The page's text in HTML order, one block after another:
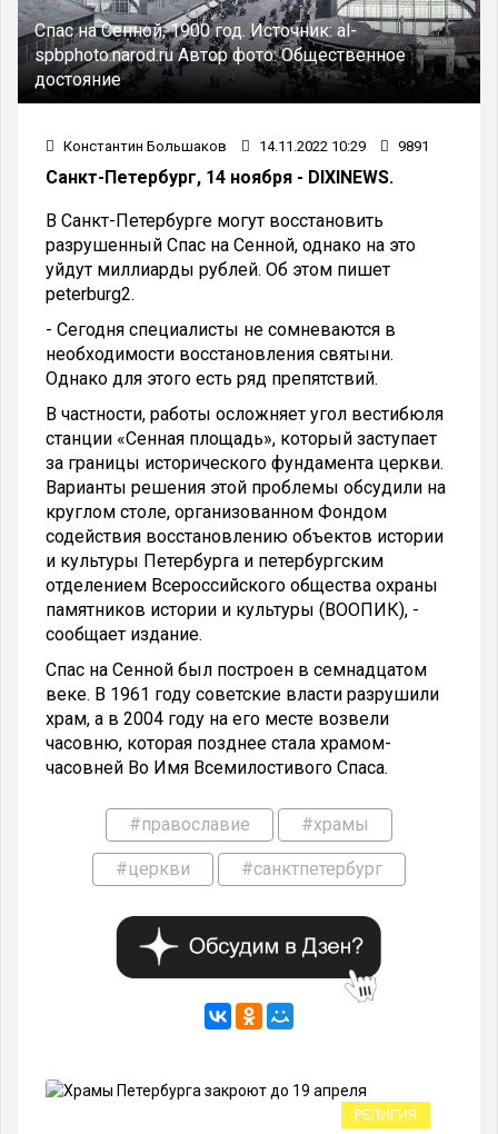
Спас на Сенной, 1900 год. Источник:al-
spbphoto.narod.ruАвтор фото:Общественное
достояние
Константин Большаков 14.11.2022 10:29 9891
Санкт-Петербург, 14 ноября - DIXINEWS.
В Санкт-Петербурге могут восстановить
разрушенный Спас на Сенной, однако на это
уйдут миллиарды рублей. Об этом пишет
peterburg2.
- Сегодня специалисты не сомневаются в
необходимости восстановления святыни.
Однако для этого есть ряд препятствий.
В частности, работы осложняет угол вестибюля
станции «Сенная площадь», который заступает
за границы исторического фундамента церкви.
Варианты решения этой проблемы обсудили на
круглом столе, организованном Фондом
содействия восстановлению объектов истории
и культуры Петербурга и петербургским
отделением Всероссийского общества охраны
памятников истории и культуры (ВООПИК), -
сообщает издание.
Спас на Сенной был построен в семнадцатом
веке. В 1961 году советские власти разрушили
храм, а в 2004 году на его месте возвели
часовню, которая позднее стала храмом-
часовней Во Имя Всемилостивого Спаса.
#православие #храмы
#церкви #санктпетербург
РЕЛИГИЯ